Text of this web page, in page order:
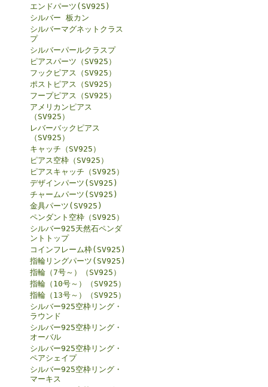
エンドパーツ(SV925)
シルバー 板カン
シルバーマグネットクラス
プ
シルバーパールクラスプ
ピアスパーツ（SV925）
フックピアス（SV925）
ポストピアス（SV925）
フープピアス（SV925）
アメリカンピアス
（SV925）
レバーバックピアス
（SV925）
キャッチ（SV925）
ピアス空枠（SV925）
ピアスキャッチ（SV925）
デザインパーツ(SV925)
チャームパーツ(SV925)
金具パーツ(SV925)
ペンダント空枠（SV925）
シルバー925天然石ペンダ
ントトップ
コインフレーム枠(SV925)
指輪リングパーツ(SV925)
指輪（7号～）（SV925）
指輪（10号～）（SV925）
指輪（13号～）（SV925）
シルバー925空枠リング・
ラウンド
シルバー925空枠リング・
オーバル
シルバー925空枠リング・
ペアシェイプ
シルバー925空枠リング・
マーキス